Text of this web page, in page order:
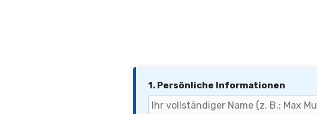
1. Persönliche Informationen